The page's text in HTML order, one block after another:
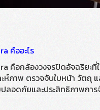
คืออะไร
คือกล้องวงจรปิดอัจฉริยะ
ะห์ภาพ ตรวจจับใบหน้า วัตถุ
ลอดภัยและประสิทธิภาพการ